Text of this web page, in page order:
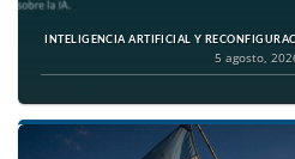
INTELIGENCIA ARTIFICIAL Y
5 agosto,